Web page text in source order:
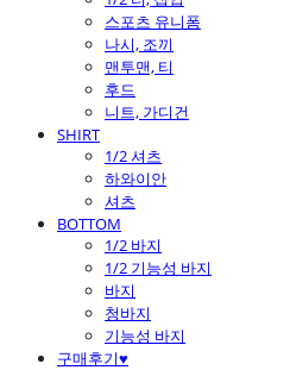
스포츠 유니폼
나시, 조끼
맨투맨, 티
후드
니트, 가디건
SHIRT
1/2 셔츠
하와이안
셔츠
BOTTOM
1/2 바지
1/2 기능성 바지
바지
청바지
기능성 바지
구매후기♥